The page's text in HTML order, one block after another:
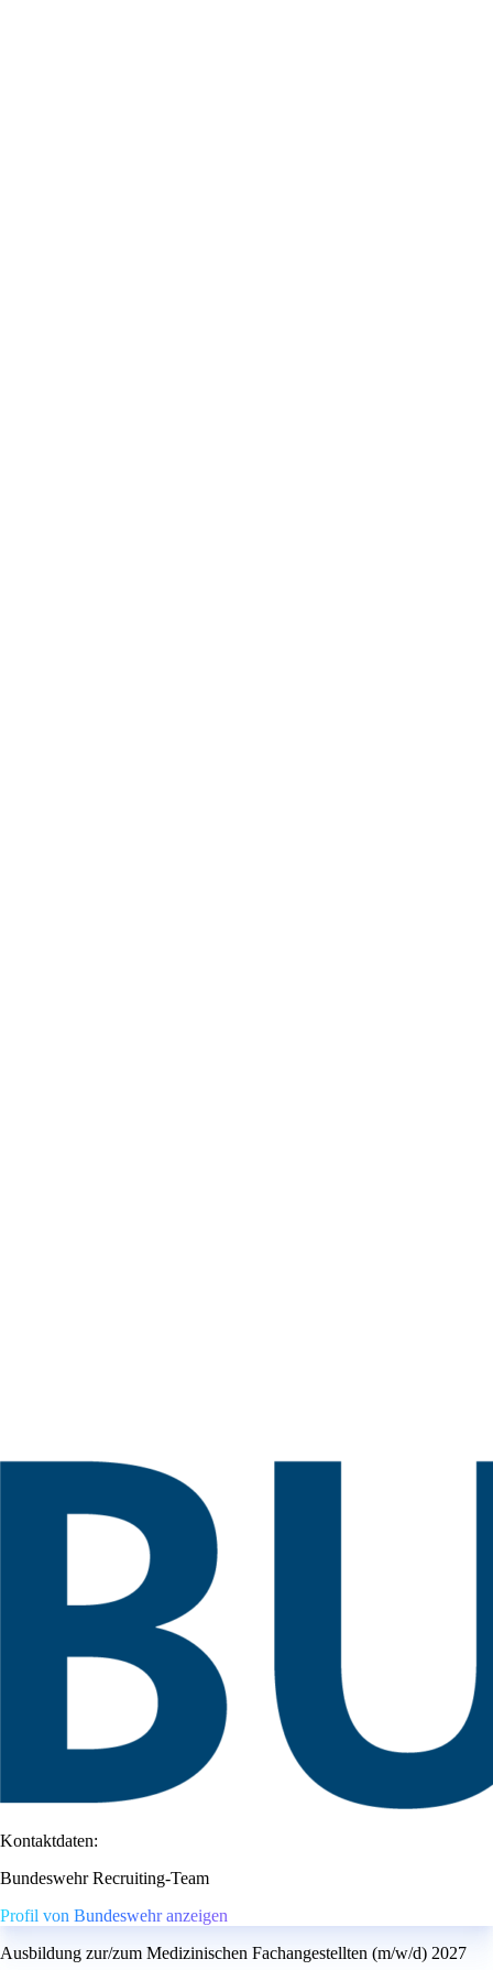
Kontaktdaten:
Bundeswehr Recruiting-Team
Profil von Bundeswehr anzeigen
Ausbildung zur/zum Medizinischen Fachangestellten (m/w/d) 2027